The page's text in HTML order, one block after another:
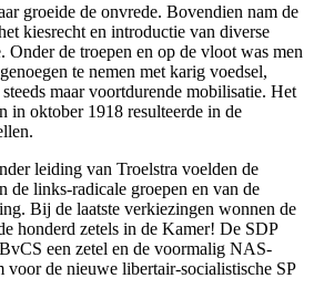
groeide de onvrede. Bovendien nam de
kiesrecht en introductie van diverse
Onder de troepen en op de vloot was men
te nemen met karig voedsel,
maar voortdurende mobilisatie. Het
in oktober 1918 resulteerde in de
leiding van Troelstra voelden de
de links-radicale groepen en van de
Bij de laatste verkiezingen wonnen de
honderd zetels in de Kamer! De SDP
een zetel en de voormalig NAS-
de nieuwe libertair-socialistische SP